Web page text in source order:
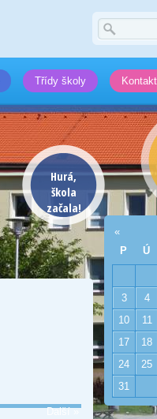
Třídy školy
Hurá,
škola
začala!
Další »
«
P
Ú
3
4
10
11
17
18
24
25
31